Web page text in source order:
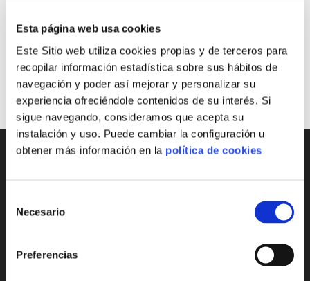
Esta página web usa cookies
Este Sitio web utiliza cookies propias y de terceros para
recopilar información estadística sobre sus hábitos de
navegación y poder así mejorar y personalizar su
experiencia ofreciéndole contenidos de su interés. Si
sigue navegando, consideramos que acepta su
instalación y uso. Puede cambiar la configuración u
obtener más información en la política de cookies
Necesario
Preferencias
Sin categoría
Usos del vinagre a granel